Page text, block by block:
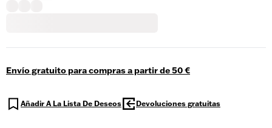
Envío gratuito para compras a partir de 50 €
Añadir A La Lista De Deseos Devoluciones gratuitas